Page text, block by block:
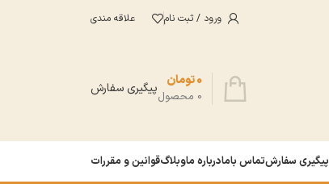
ورود / ثبت نام علاقه مندی
0 محصول
0تومان پیگیری سفارش
پیگیری سفارشتماس بامادرباره ماوبلاگقوانین و مقررات